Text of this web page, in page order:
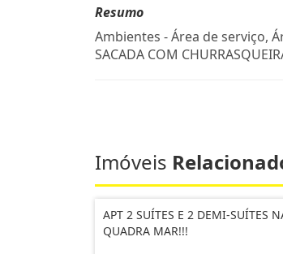
Resumo
Ambientes - Área de serviço,
SACADA COM
Imóveis
APT 2 SUÍTES E 2 DEMI-SUÍTES
QUADRA MAR!!!